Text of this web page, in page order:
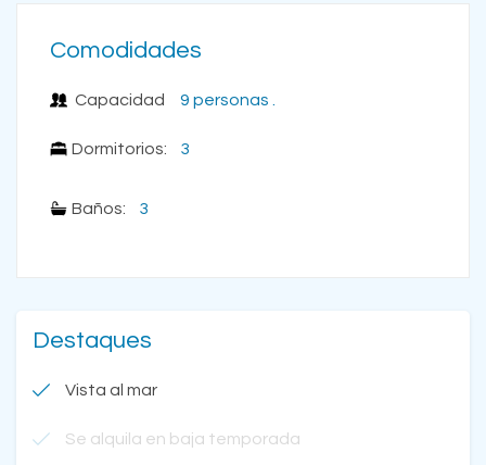
Comodidades
Capacidad
Dormitorios:
9 personas .
3
Baños: 3
Destaques
Vista al mar
Se alquila en baja temporada